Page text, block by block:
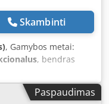
Skambinti
, Gamybos metai:
, bendras
X ašis:
, matavimo
matavimo
Paspaudimas